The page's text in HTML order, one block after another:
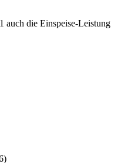
auch die Einspeise-Leistung